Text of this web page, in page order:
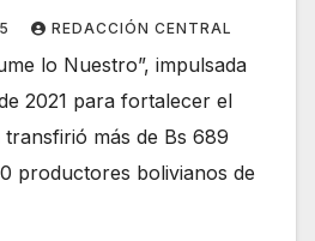
REDACCIÓN CENTRAL
lo Nuestro”, impulsada
2021 para fortalecer el
más de Bs 689
productores bolivianos de